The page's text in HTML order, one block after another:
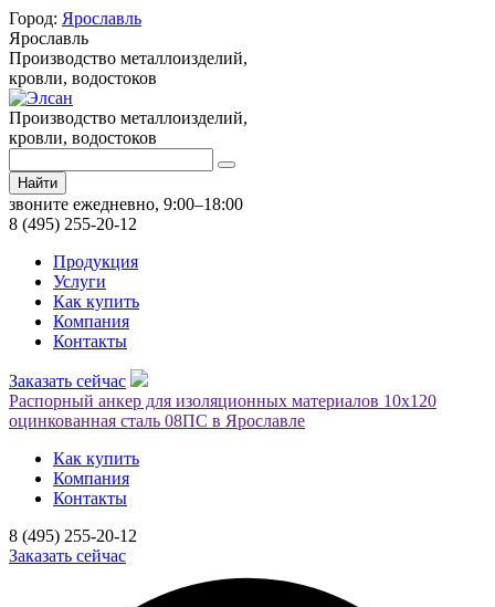
Город: Ярославль
Ярославль
Производство металлоизделий,
кровли, водостоков
Производство металлоизделий,
кровли, водостоков
Найти
звоните ежедневно, 9:00–18:00
8 (495) 255-20-12
Продукция
Услуги
Как купить
Компания
Контакты
Заказать сейчас
Распорный анкер для изоляционных материалов 10х120
оцинкованная сталь 08ПС в Ярославле
Как купить
Компания
Контакты
8 (495) 255-20-12
Заказать сейчас